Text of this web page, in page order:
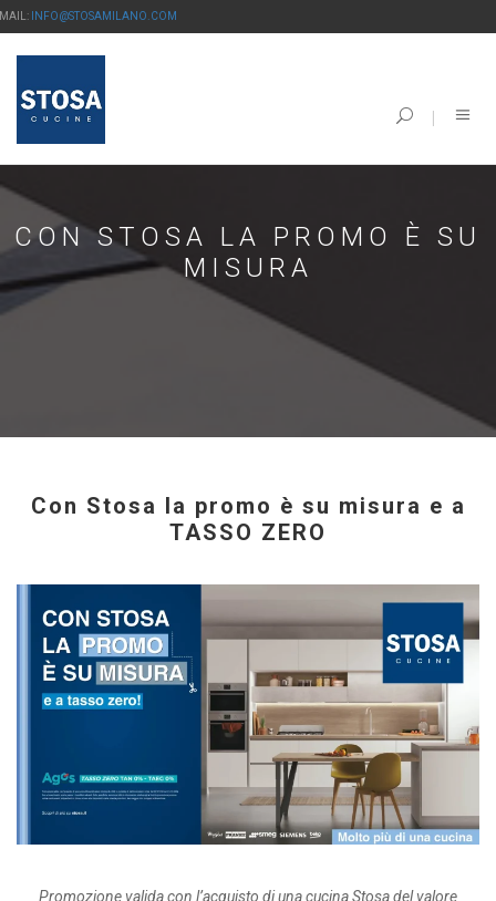
INFO@STOSAMILANO.COM
CON STOSA LA PROMO È SU
MISURA
Con Stosa la promo è su misura e a
TASSO ZERO
Promozione valida con l’acquisto di una cucina Stosa del valore